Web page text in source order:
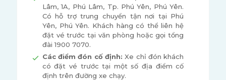
Lâm, 1A, Phú Lâm, Tp. Phú Yên, Phú Yên.
Có hỗ trợ trung chuyển tận nơi tại Phú
Yên, Phú Yên. Khách hàng có thể liên hệ
đặt vé trước tại văn phòng hoặc gọi tổng
đài 1900 7070.
Các điểm đón cố định: Xe chỉ đón khách
có đặt vé trước tại một số địa điểm cố
định trên đường xe chạy.